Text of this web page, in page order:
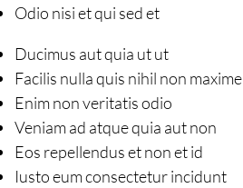
Odio nisi et qui sed et
Ducimus aut quia ut ut
Facilis nulla quis nihil non maxime
Enim non veritatis odio
Veniam ad atque quia aut non
Eos repellendus et non et id
Iusto eum consectetur incidunt